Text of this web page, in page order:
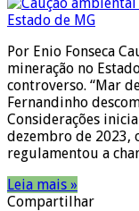
Por Enio Fonseca
mineração no
controverso. “Mar
Fernandinho
Considerações
dezembro de 2023,
regulamentou a
Leia mais »
Compartilhar